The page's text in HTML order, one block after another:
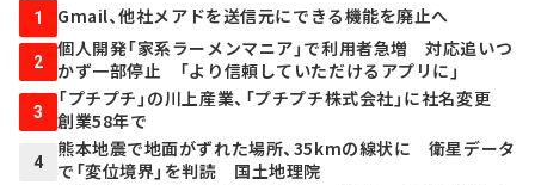
1 Gmail、他社メアドを送信元にできる機能を廃止へ
2
個人開発「家系ラーメンマニア」で利用者急増 対応追いつ
かず一部停止 「より信頼していただけるアプリに」
3
「プチプチ」の川上産業、「プチプチ株式会社」に社名変更
創業58年で
4
熊本地震で地面がずれた場所、35kmの線状に 衛星データ
で「変位境界」を判読 国土地理院